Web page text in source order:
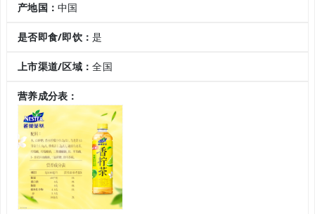
产地国：中国
是否即食/即饮：是
上市渠道/区域：全国
营养成分表：